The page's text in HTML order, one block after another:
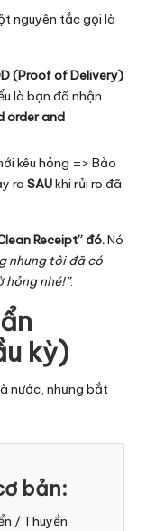
nguyên tắc gọi là
(Proof of Delivery)
là bạn đã nhận
order and
kêu hỏng => Bảo
ra SAUkhi rủi ro đã
Receipt” đó.Nó
nhưng tôi đã có
hỏng nhé!”.
kỳ)
nước, nhưng bắt
bản:
/ Thuyền